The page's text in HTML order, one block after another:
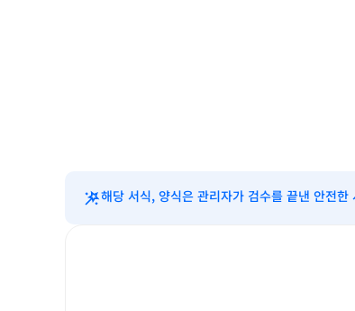
해당 서식, 양식은 관리자가 검수를 끝낸 안전